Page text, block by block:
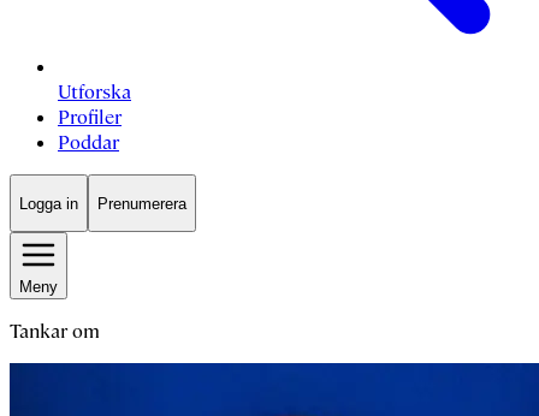
Utforska
Profiler
Poddar
Logga in Prenumerera
Meny
Tankar om